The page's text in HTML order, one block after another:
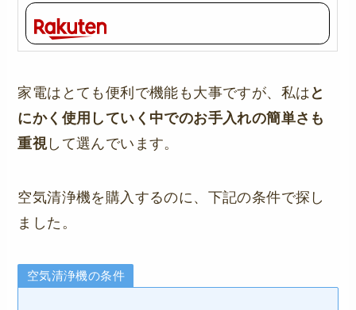
家電はとても便利で機能も大事ですが、私は と
にかく使用していく中でのお手入れの簡単さも
重視して選んでいます。
空気清浄機を購入するのに、下記の条件で探し
ました。
空気清浄機の条件